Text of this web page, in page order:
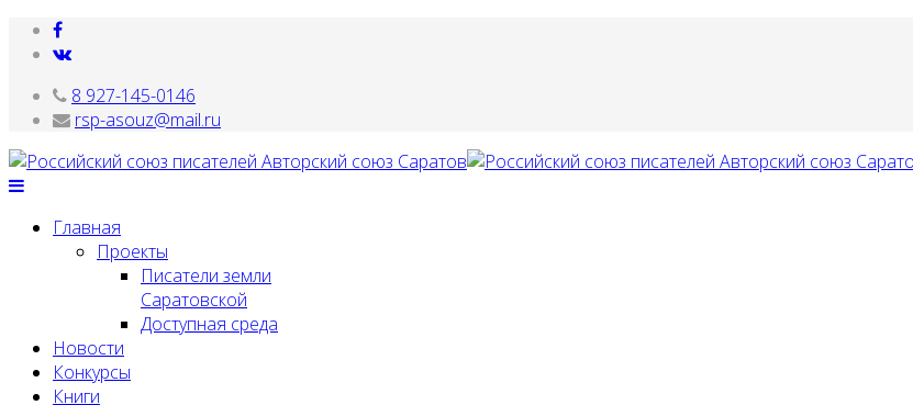
8 927-145-0146
rsp-asouz@mail.ru
Главная
Проекты
Писатели земли
Саратовской
Доступная среда
Новости
Конкурсы
Книги